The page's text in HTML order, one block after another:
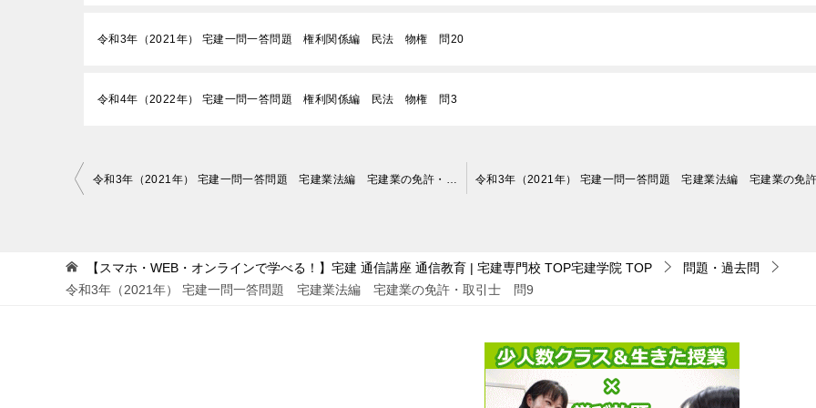
令和3年（2021年） 宅建一問一答問題 権利関係編 民法 物権 問20
令和4年（2022年） 宅建一問一答問題 権利関係編 民法 物権 問3
投
ビ
ゲ
令和3年（2021年） 宅建一問一答問題 宅建業法編 宅建業の免許・取引士 問8
【スマホ・WEB・オンラインで学べる！】宅建 通信講座 通信教育 | 宅建専門校 TOP宅建学院 TOP
問題・過去問
令和3年（2021年） 宅建一問一答問題 宅建業法編 宅建業の免許・取引士 問9